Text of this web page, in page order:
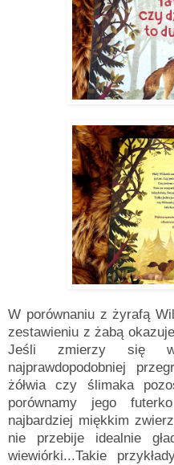
W porównaniu z żyrafą
zestawieniu z żabą
Jeśli zmierzy się
najprawdopodobniej
żółwia czy ślimaka
porównamy jego
najbardziej miękkim
nie przebije idealnie
wiewiórki...Takie